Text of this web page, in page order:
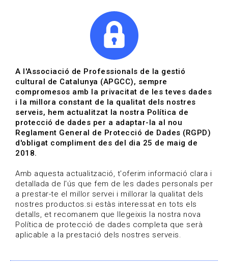
Actualitza't
Vols estar al dia?
HOME / BLOG
Estigues al dia
Convocatòries, activitats i notícies del sector de la
cultura.
A l'Associació de Professionals de la gestió
cultural de Catalunya (APGCC), sempre
compromesos amb la privacitat de les teves dades
i la millora constant de la qualitat dels nostres
serveis, hem actualitzat la nostra Política de
protecció de dades per a adaptar-la al nou
Reglament General de Protecció de Dades (RGPD)
d'obligat compliment des del dia 25 de maig de
2018.
Amb aquesta actualització, t'oferim informació clara i
detallada de l'ús que fem de les dades personals per
a prestar-te el millor servei i millorar la qualitat dels
nostres productos.si estàs interessat en tots els
detalls, et recomanem que llegeixis la nostra nova
Política de protecció de dades completa que serà
aplicable a la prestació dels nostres serveis.